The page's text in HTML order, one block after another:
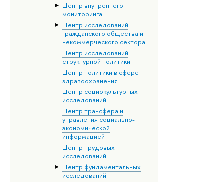
Центр внутреннего
мониторинга
Центр исследований
гражданского общества и
некоммерческого сектора
Центр исследований
структурной политики
Центр политики в сфере
здравоохранения
Центр социокультурных
исследований
Центр трансфера и
управления социально-
экономической
информацией
Центр трудовых
исследований
Центр фундаментальных
исследований